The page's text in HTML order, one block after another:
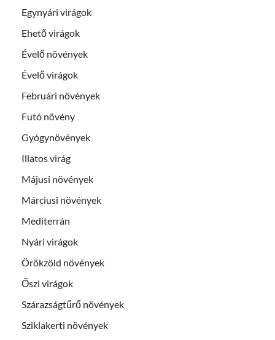
Egynyári virágok
Ehető virágok
Évelő növények
Évelő virágok
Februári növények
Futó növény
Gyógynövények
Illatos virág
Májusi növények
Márciusi növények
Mediterrán
Nyári virágok
Örökzöld növények
Őszi virágok
Szárazságtűrő növények
Sziklakerti növények